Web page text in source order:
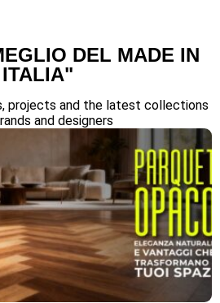
DEL MADE IN
ITALIA"
projects and the latest collections
and designers